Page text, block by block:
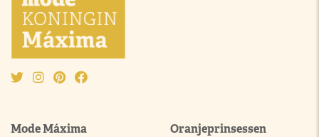
Mode Máxima Oranjeprinsessen